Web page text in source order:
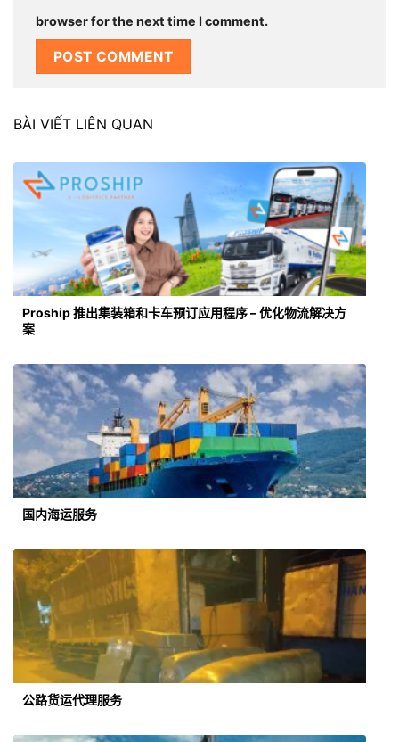
browser for the next time I comment.
BÀI VIẾT LIÊN QUAN
Proship 推出集装箱和卡车预订应用程序 – 优化物流解决方
案
国内海运服务
公路货运代理服务